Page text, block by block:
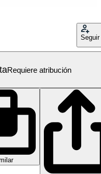
Seguir
Requiere atribución